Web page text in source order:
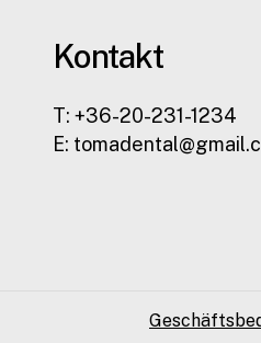
Kontakt
T: +36-20-231-1234
E: